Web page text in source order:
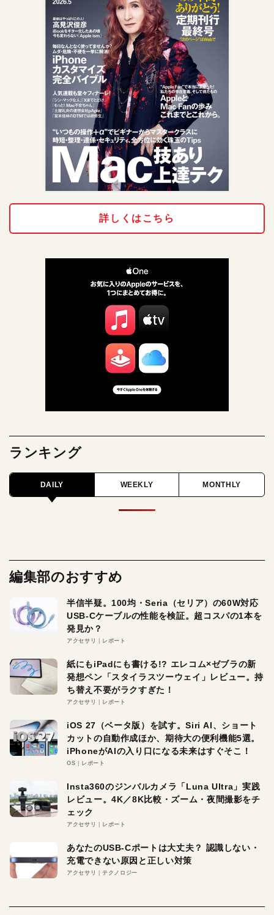
詳しくはこちら
ランキング
DAILY WEEKLY MONTHLY
編集部のおすすめ
半信半疑。100均・Seria（セリア）の60W対応
USB-Cケーブルの性能を検証。超コスパの1本を
発見か？
アクセサリ レポート
紙にもiPadにも書ける!? エレコム×ゼブラの新
発想ペン「スタイラスツーウェイ」レビュー。持
ち替え不要がラクすぎた！
アクセサリ レポート
iOS 27（ベータ版）を試す。Siri AI、ショート
カットの自動作成ほか、期待大の便利機能5選。
iPhoneがAIの入り口になる未来はすぐそこ！
OS レポート
Insta360のジンバルカメラ「Luna Ultra」実践
レビュー。4K／8K比較・ズーム・夜間撮影をチ
ェック
アクセサリ レポート
あなたのUSB-Cポートは大丈夫？ 認識しない・
充電できない原因と正しい対策
アクセサリ テクノロジー